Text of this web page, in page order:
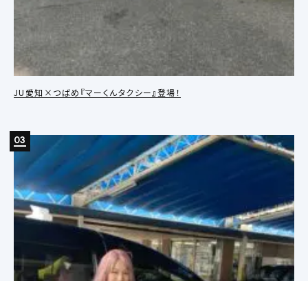
JU愛知×つばめ『マーくんタクシー』登場！
03